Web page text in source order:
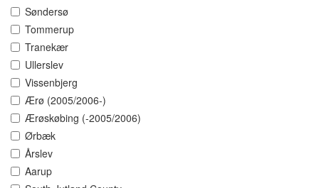
Søndersø
Tommerup
Tranekær
Ullerslev
Vissenbjerg
Ærø (2005/2006-)
Ærøskøbing (-2005/2006)
Ørbæk
Årslev
Aarup